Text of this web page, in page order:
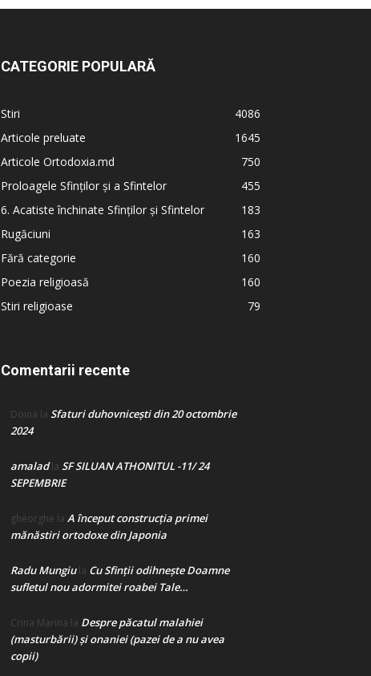
CATEGORIE POPULARĂ
Stiri
4086
Articole preluate
1645
Articole Ortodoxia.md
750
Proloagele Sfinților și a Sfintelor
455
6. Acatiste închinate Sfinților și Sfintelor
183
Rugăciuni
163
Fără categorie
160
Poezia religioasă
160
Stiri religioase
79
Comentarii recente
Doina la Sfaturi duhovnicești din 20 octombrie
2024
amaladla SF SILUAN ATHONITUL -11/ 24
SEPEMBRIE
gheorghe la A început construcţia primei
mănăstiri ortodoxe din Japonia
Radu Mungiula Cu Sfinții odihnește Doamne
sufletul nou adormitei roabei Tale…
Crina Marina la Despre păcatul malahiei
(masturbării) şi onaniei (pazei de a nu avea
copii)